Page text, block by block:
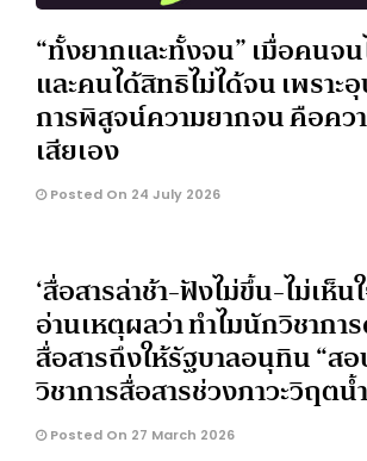
“ทั้งยากและทั้งจน” เมื่อคนจ
และคนได้สิทธิไม่ได้จน เพราะ
การพิสูจน์ความยากจน คือคว
เสียเอง
Posted On 24 July 2026
‘สื่อสารล่าช้า-ฟังไม่ขึ้น-ไม่เห็น
อ่านเหตุผลว่า ทำไมนักวิชากา
สื่อสารถึงให้รัฐบาลอนุทิน “ส
วิชาการสื่อสารช่วงภาวะวิฤต
Posted On 27 March 2026